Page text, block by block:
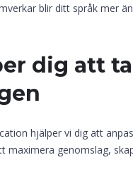
blir ditt språk mer
dig att
hjälper vi dig att
maximera genomslag,